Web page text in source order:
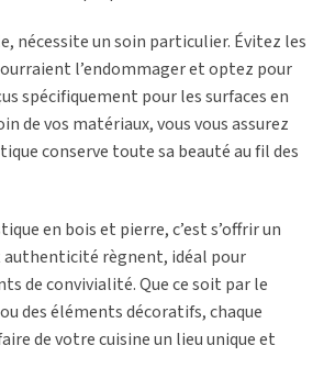
nécessite un soin particulier. Évitez les
l’endommager et optez pour
spécifiquement pour les surfaces en
de vos matériaux, vous vous assurez
conserve toute sa beauté au fil des
en bois et pierre, c’est s’offrir un
authenticité règnent, idéal pour
de convivialité. Que ce soit par le
des éléments décoratifs, chaque
de votre cuisine un lieu unique et